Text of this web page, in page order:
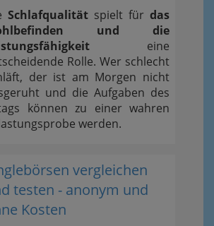
Schlafqualität spielt für das
und die
eine
Rolle. Wer schlecht
der ist am Morgen nicht
und die Aufgaben des
können zu einer wahren
werden.
vergleichen
testen - anonym und
Kosten